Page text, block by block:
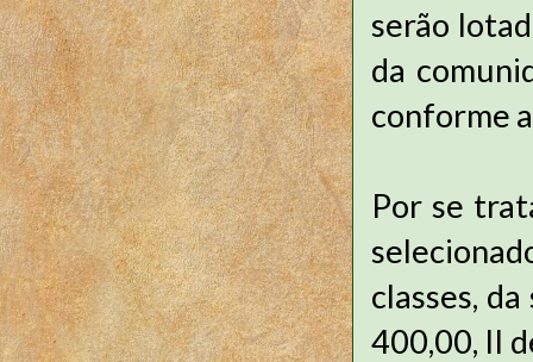
serão
da
conforme
Por se
classes,
400,00, II